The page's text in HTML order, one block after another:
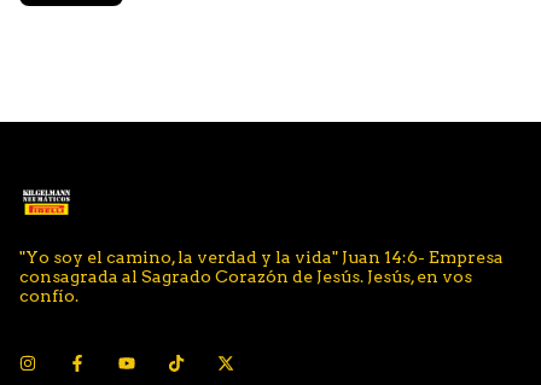
"Yo soy el camino, la verdad y la vida" Juan 14:6- Empresa
consagrada al Sagrado Corazón de Jesús. Jesús, en vos
confío.